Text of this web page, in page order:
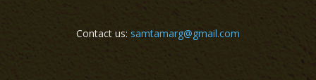
Contact us: samtamarg@gmail.com